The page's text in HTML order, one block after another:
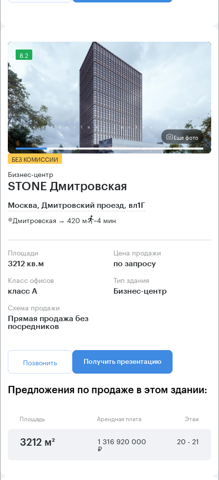
8.2
Еще фото
БЕЗ КОМИССИИ
Бизнес-центр
STONE Дмитровская
Москва, Дмитровский проезд, вл1Г
Дмитровская → 420 м ~4 мин
Площади
3212 кв.м
Цена продажи
по запросу
Класс офисов
класс А
Тип здания
Бизнес-центр
Схема продажи
Прямая продажа без
посредников
Позвонить Получить презентацию
Предложения по продаже в этом здании:
Площадь Арендная плата Этаж
3212 м² 1 316 920 000
₽
20 - 21